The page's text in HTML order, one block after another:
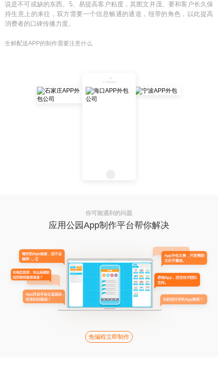
说是不可或缺的东西。5、易提高客户粘度，其图文并茂、要和客户长久保
持生意上的来往，双方需要一个信息畅通的通道，纽带的角色，以此提高
消费者的口碑传播力度。
生鲜配送APP的制作需要注意什么
你可能遇到的问题
应用公园App制作平台帮你解决
免编程立即制作